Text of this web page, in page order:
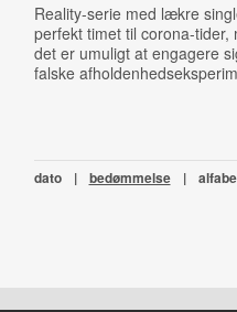
Reality-serie med lækre
perfekt timet til corona-tider,
det er umuligt at engagere
falske
dato | bedømmelse |